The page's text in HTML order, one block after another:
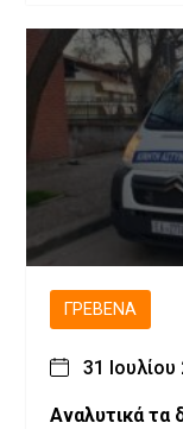
ΓΡΕΒΕΝΆ
31 Ιουλίου
Αναλυτικά τα